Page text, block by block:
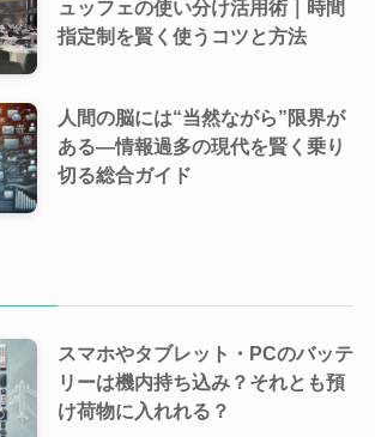
ュッフェの使い分け活用術｜時間
指定制を賢く使うコツと方法
人間の脳には“当然ながら”限界が
ある―情報過多の現代を賢く乗り
切る総合ガイド
スマホやタブレット・PCのバッテ
リーは機内持ち込み？それとも預
け荷物に入れれる？